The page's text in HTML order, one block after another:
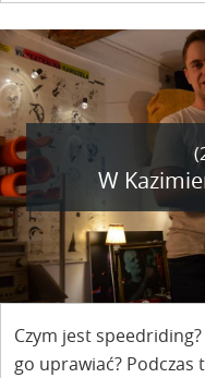
W
Czym jest
go uprawiać? Podczas